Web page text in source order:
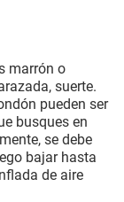
marrón o
suerte.
pueden ser
busques en
se debe
bajar hasta
de aire